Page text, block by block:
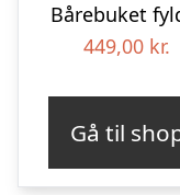
Bårebuket
449,00 kr.
Gå til